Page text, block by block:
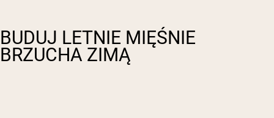
BUDUJ LETNIE MIĘŚNIE
BRZUCHA ZIMĄ